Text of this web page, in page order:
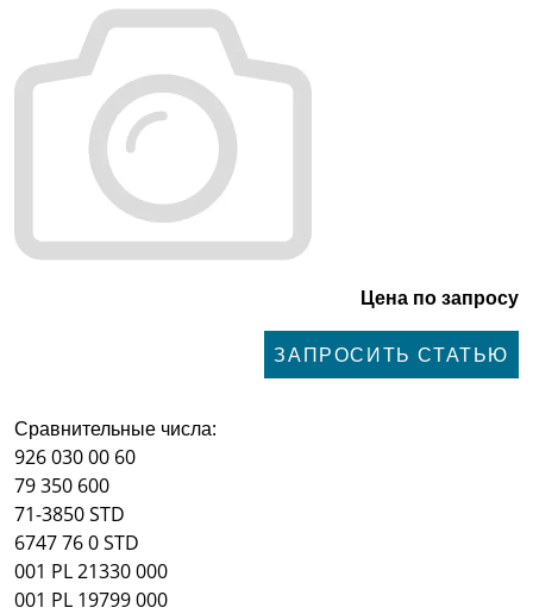
Цена по запросу
ЗАПРОСИТЬ СТАТЬЮ
Сравнительные числа:
926 030 00 60
79 350 600
71-3850 STD
6747 76 0 STD
001 PL 21330 000
001 PL 19799 000